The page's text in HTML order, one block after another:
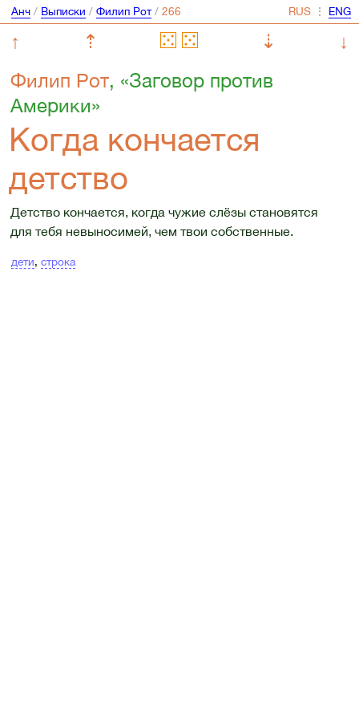
Анч/ Выписки / Филип Рот/ ⋮
↑ ⇡ ⇣
↓
Филип Рот, «Заговор против
Америки»
Когда кончается
детство
Детство кончается, когда чужие слёзы становятся
для тебя невыносимей, чем твои собственные.
дети, строка